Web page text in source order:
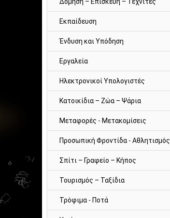
Εκπαίδευση
Ένδυση και Υπόδηση
Εργαλεία
Ηλεκτρονικοί Υπολογιστές
Κατοικίδια – Ζώα – Ψάρια
Μεταφορές - Μετακομίσεις
Προσωπική Φροντίδα - Αθλητισμός
Σπίτι – Γραφείο – Κήπος
Τουρισμός – Ταξίδια
Τρόφιμα - Ποτά